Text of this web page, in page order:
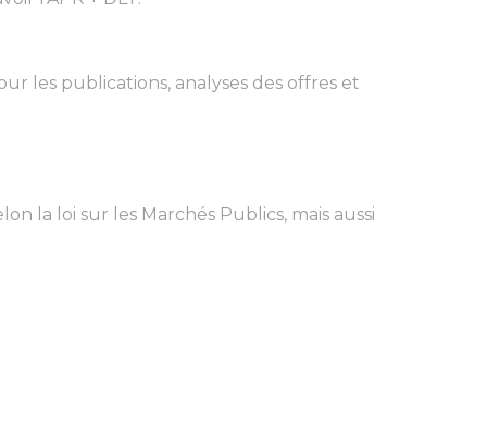
les publications, analyses des offres et
la loi sur les Marchés Publics, mais aussi